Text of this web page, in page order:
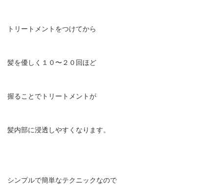
トリートメントをつけてから
髪を優しく１０〜２０回ほど
握ることでトリートメントが
髪内部に浸透しやすくなります。
シンプルで簡単なテクニックなので